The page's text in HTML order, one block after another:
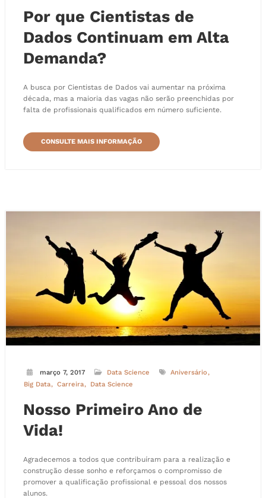
Por que Cientistas de
Dados Continuam em Alta
Demanda?
A busca por Cientistas de Dados vai aumentar na próxima
década, mas a maioria das vagas não serão preenchidas por
falta de profissionais qualificados em número suficiente.
CONSULTE MAIS INFORMAÇÃO
março 7, 2017 Data Science
Aniversário
Big Data
Carreira Data Science
Nosso Primeiro Ano de
Vida!
Agradecemos a todos que contribuíram para a realização e
construção desse sonho e reforçamos o compromisso de
promover a qualificação profissional e pessoal dos nossos
alunos.